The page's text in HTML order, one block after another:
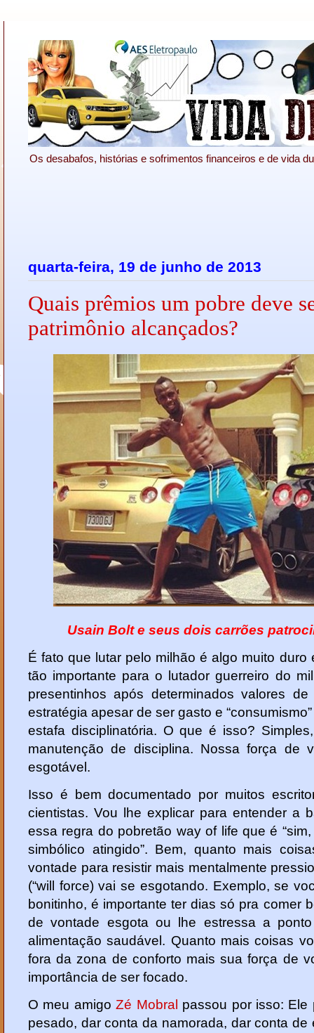
Os desabafos, histórias e sofrimentos financeiros e de vida
quarta-feira, 19 de junho de 2013
Quais prêmios um pobre deve
patrimônio alcançados?
Usain Bolt e seus dois carrões
É fato que lutar pelo milhão é algo muito
tão importante para o lutador guerreiro do
presentinhos após determinados valores
estratégia apesar de ser gasto e
estafa disciplinatória. O que é isso?
manutenção de disciplina. Nossa força de
esgotável.
Isso é bem documentado por muitos
cientistas. Vou lhe explicar para entender a
essa regra do pobretão way of life que é
simbólico atingido”. Bem, quanto mais
vontade para resistir mais mentalmente
(“will force) vai se esgotando. Exemplo, se
bonitinho, é importante ter dias só pra comer
de vontade esgota ou lhe estressa a
alimentação saudável. Quanto mais coisas
fora da zona de conforto mais sua força de
importância de ser focado.
O meu amigoZé Mobral passou por isso: Ele
pesado, dar conta da namorada, dar conta